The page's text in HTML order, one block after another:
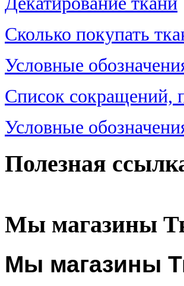
Сколько покупать
Условные
Список сокращений,
Условные
Полезная
Мы магазины
Мы магазины